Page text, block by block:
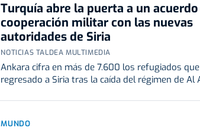
Turquía abre la puerta a un
cooperación militar con las nuevas
autoridades de Siria
NOTICIAS TALDEA MULTIMEDIA
Ankara cifra en más de 7.600 los refugiados
regresado a Siria tras la caída del régimen de Al
MUNDO